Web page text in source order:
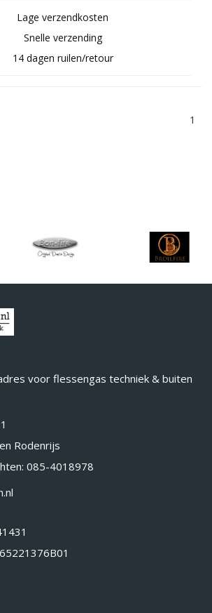
Lage verzendkosten
Snelle verzending
14 dagen ruilen/retour
1
voor flessengas techniek & buiten
Rodenrijs
085-4018978